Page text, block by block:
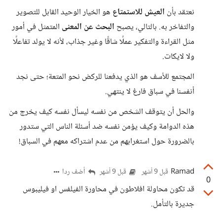
نعتقد بأن العيش للاستمتاع هو الخيار الوحيد القابل للتصوير
والتفاخر به. بالتالي، يصبح البحث عن المعنى المتمثل في أمور
مثل القراءة والتفكير عملًا شاقًا وغير جذاب، لأنه لا يولد تفاعلًا
ولا لايكات.
المجتمع للأسف هو الذي يدفعنا للركض نحو المتعة؛ حتى نجد
أنفسنا في سباق فارغ لا ينتهي.
والحل أن يتوقف الشخص من نفسه ليسأل نفسه كيف يخرج من
هذه الدوامة وكيف يؤمن نفسه ضد أسئلة الناس التي ستدور
بالضرورة حول استغرابهم من عدم اشتراكه معهم في السباق!
0
Ramad قبل 9 أشهر قبل 9 أشهر أضف ردا
قد تكون محاولة افلاطون في محاورة الفيلفس او فيليبوس
جديرة بالتأمل.